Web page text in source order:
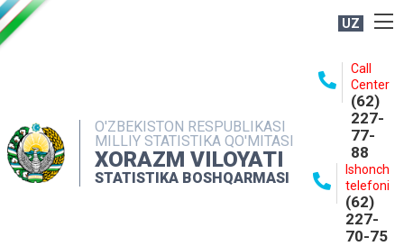
UZ
O'ZBEKISTON RESPUBLIKASI
MILLIY STATISTIKA QO'MITASI
XORAZM VILOYATI
STATISTIKA BOSHQARMASI
Call
Center
(62)
227-
77-
88
Ishonch
telefoni
(62)
227-
70-75
NASHRLAR
INTERAKTIV XIZMATLAR
MATBUOT XIZMATI